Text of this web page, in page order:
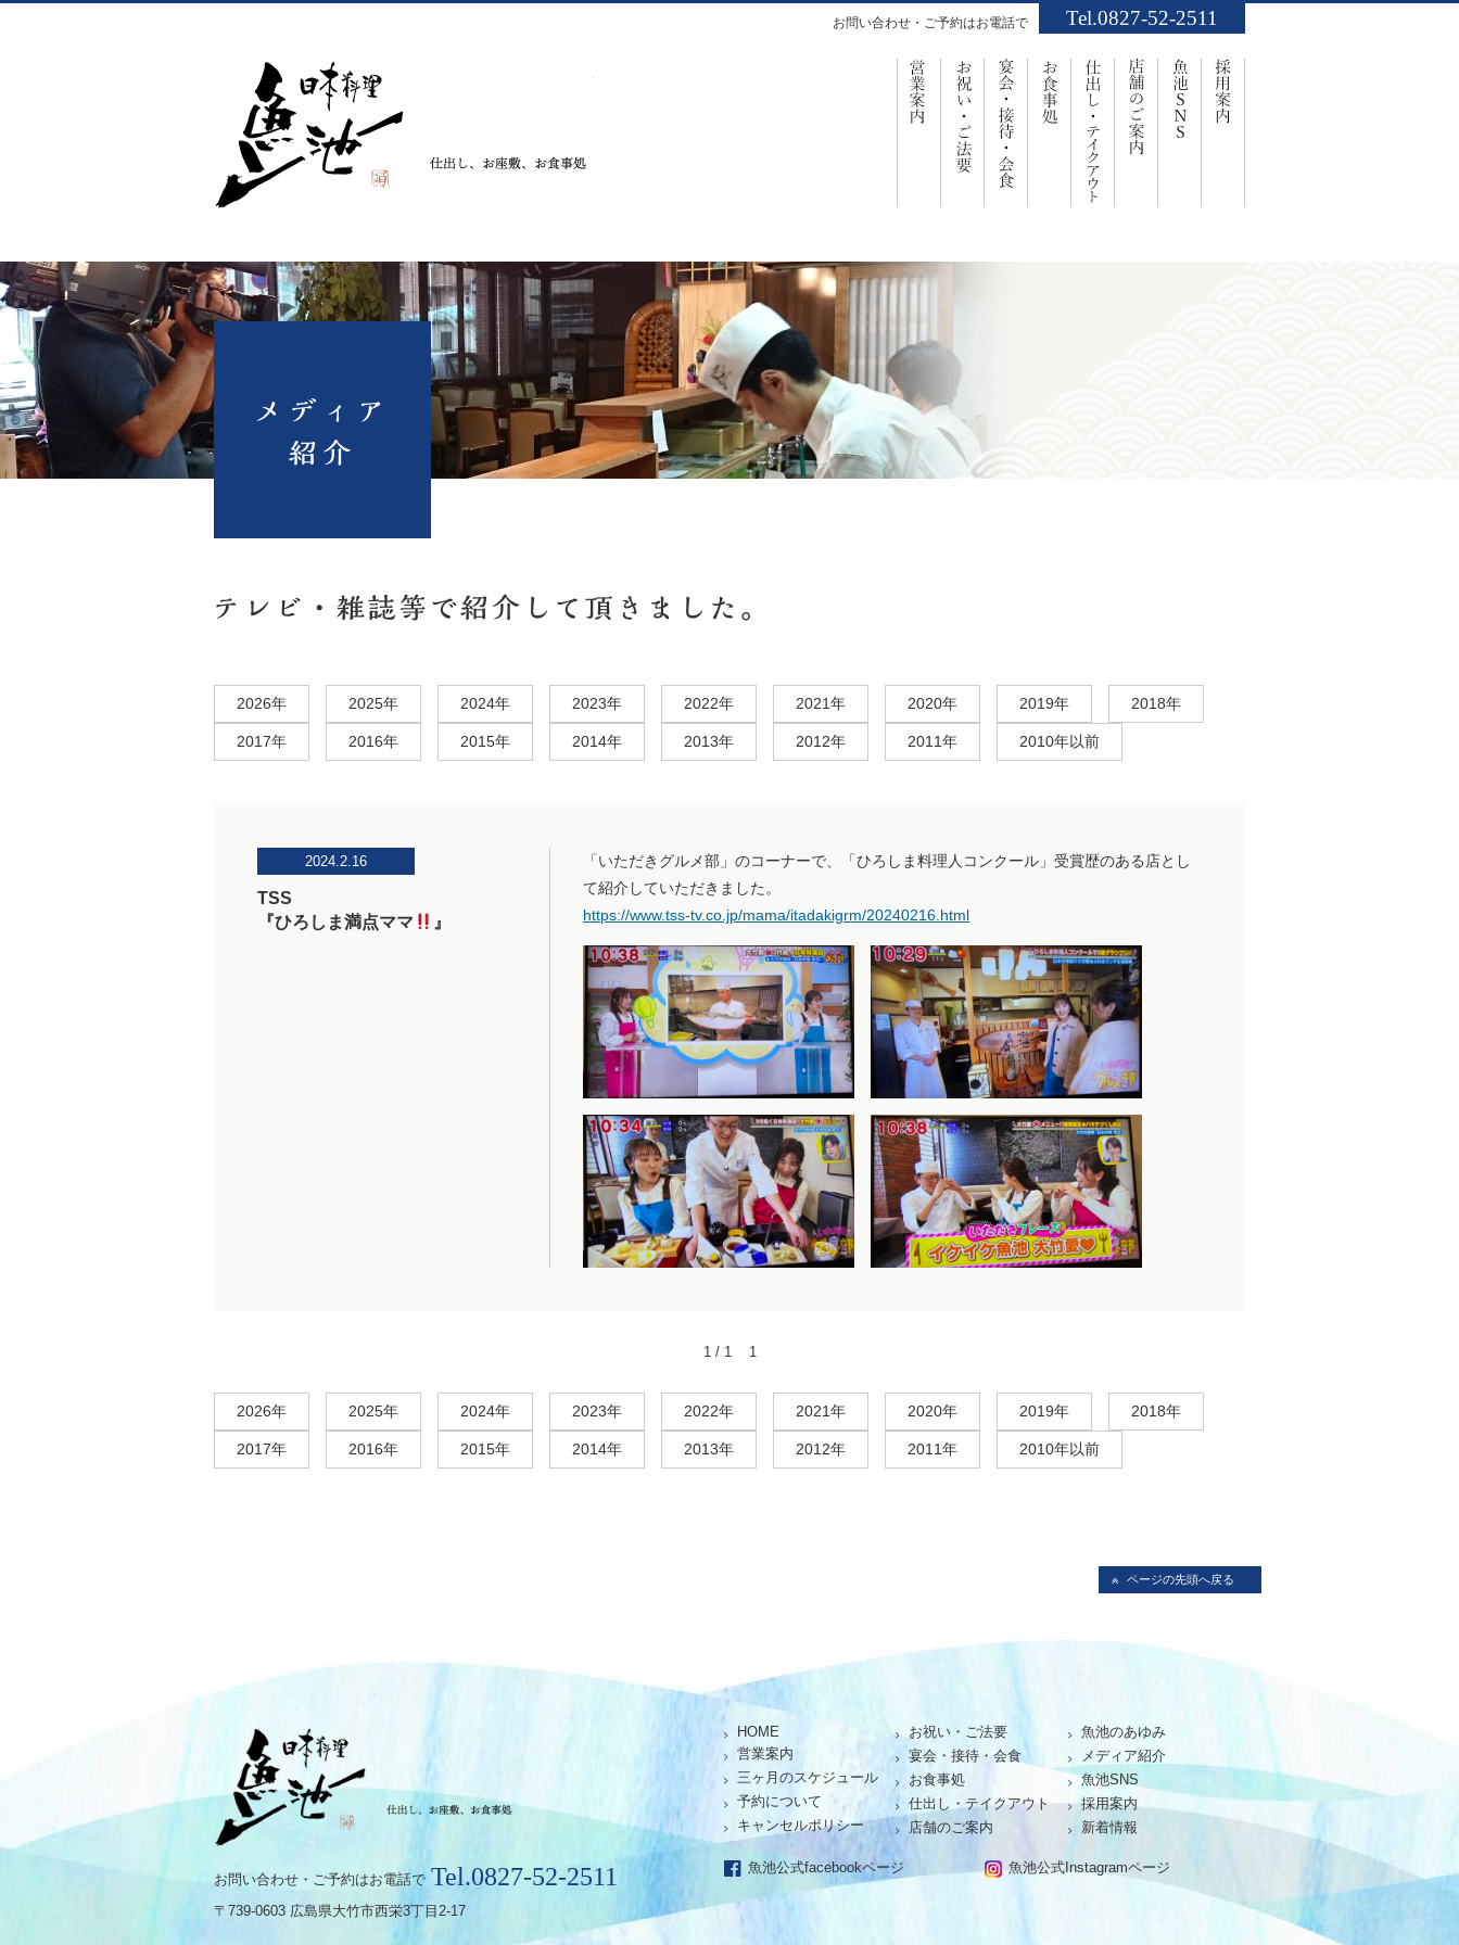
お問い合わせ・ご予約はお電話で Tel.0827-52-2511
仕出し、お座敷、お食事処「魚池」
営業案内お祝い・ご法要
宴会・接待・会食
お食事処仕出し・ﾃｲｸｱｳﾄ
店舗のご案内
魚池SNS
2026年 2025年 2024年 2023年 2022年 2021年 2020年 2019年 2018年
2017年 2016年 2015年 2014年 2013年 2012年 2011年 2010年以前
2024.2.16
TSS
『ひろしま満点ママ
』
「いただきグルメ部」のコーナーで、「ひろしま料理人コンクール」受賞歴のある店とし
て紹介していただきました。
https://www.tss-tv.co.jp/mama/itadakigrm/20240216.html
1 / 1 1
2026年 2025年 2024年 2023年 2022年 2021年 2020年 2019年 2018年
2017年 2016年 2015年 2014年 2013年 2012年 2011年 2010年以前
ページの先頭へ戻る
HOME
営業案内
三ヶ月のスケジュール
予約について
キャンセルポリシー
お祝い・ご法要
宴会・接待・会食
お食事処
仕出し・テイクアウト
店舗のご案内
魚池のあゆみ
メディア紹介
魚池SNS
採用案内
新着情報
魚池公式facebookページ 魚池公式Instagramページ
仕出し、お座敷、お食事処「魚池」
お問い合わせ・ご予約はお電話で Tel.0827-52-2511
〒739-0603 広島県大竹市西栄3丁目2-17